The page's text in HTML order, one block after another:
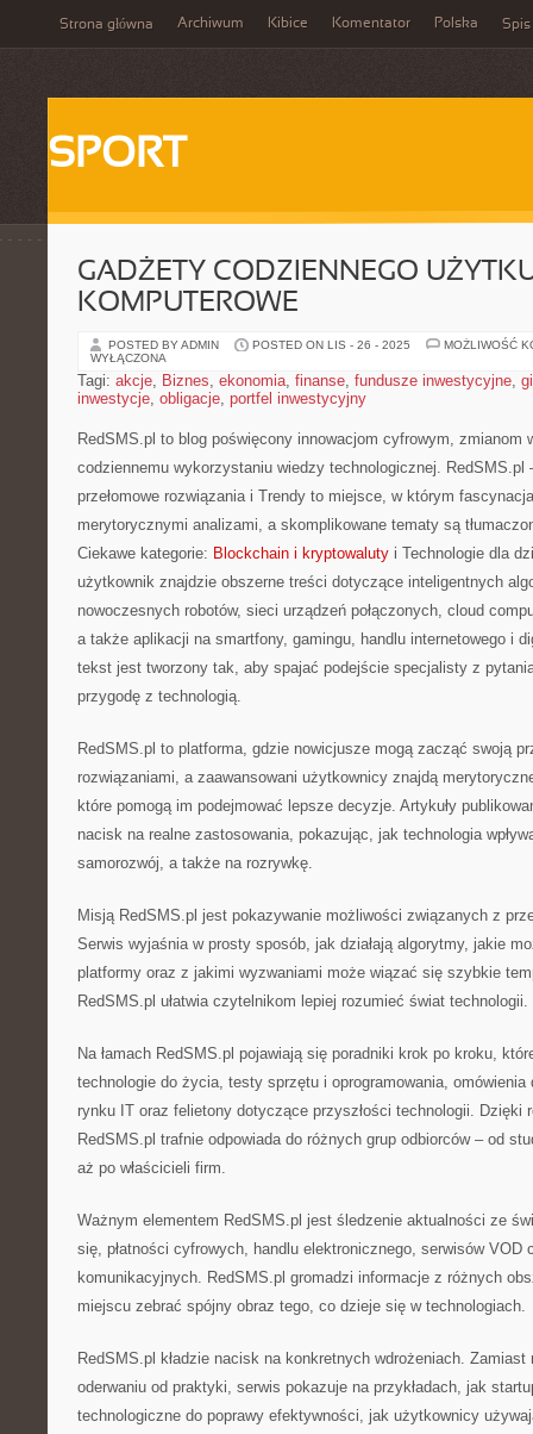
Strona główna Archiwum Kibice Komentator Polska Spis
SPORT
GADŻETY CODZIENNEGO
KOMPUTEROWE
POSTED BY ADMIN POSTED ON LIS - 26 - 2025
MOŻLIWOŚĆ
WYŁĄCZONA
Tagi: akcje, Biznes, ekonomia, finanse, fundusze inwestycyjne,
inwestycje, obligacje, portfel inwestycyjny
RedSMS.pl to blog poświęcony innowacjom cyfrowym, zmianom
codziennemu wykorzystaniu wiedzy technologicznej. RedSMS.pl
przełomowe rozwiązania i Trendy to miejsce, w którym
merytorycznymi analizami, a skomplikowane tematy są
Ciekawe kategorie: Blockchain i kryptowaluty i Technologie dla
użytkownik znajdzie obszerne treści dotyczące inteligentnych
nowoczesnych robotów, sieci urządzeń połączonych, cloud
a także aplikacji na smartfony, gamingu, handlu internetowego i
tekst jest tworzony tak, aby spajać podejście specjalisty z
przygodę z technologią.
RedSMS.pl to platforma, gdzie nowicjusze mogą zacząć swoją
rozwiązaniami, a zaawansowani użytkownicy znajdą
które pomogą im podejmować lepsze decyzje. Artykuły
nacisk na realne zastosowania, pokazując, jak technologia
samorozwój, a także na rozrywkę.
Misją RedSMS.pl jest pokazywanie możliwości związanych z
Serwis wyjaśnia w prosty sposób, jak działają algorytmy, jakie
platformy oraz z jakimi wyzwaniami może wiązać się szybkie
RedSMS.pl ułatwia czytelnikom lepiej rozumieć świat technologii.
Na łamach RedSMS.pl pojawiają się poradniki krok po kroku,
technologie do życia, testy sprzętu i oprogramowania,
rynku IT oraz felietony dotyczące przyszłości technologii. Dzięki
RedSMS.pl trafnie odpowiada do różnych grup odbiorców – od
aż po właścicieli firm.
Ważnym elementem RedSMS.pl jest śledzenie aktualności ze
się, płatności cyfrowych, handlu elektronicznego, serwisów VOD
komunikacyjnych. RedSMS.pl gromadzi informacje z różnych
miejscu zebrać spójny obraz tego, co dzieje się w technologiach.
RedSMS.pl kładzie nacisk na konkretnych wdrożeniach. Zamiast
oderwaniu od praktyki, serwis pokazuje na przykładach, jak
technologiczne do poprawy efektywności, jak użytkownicy